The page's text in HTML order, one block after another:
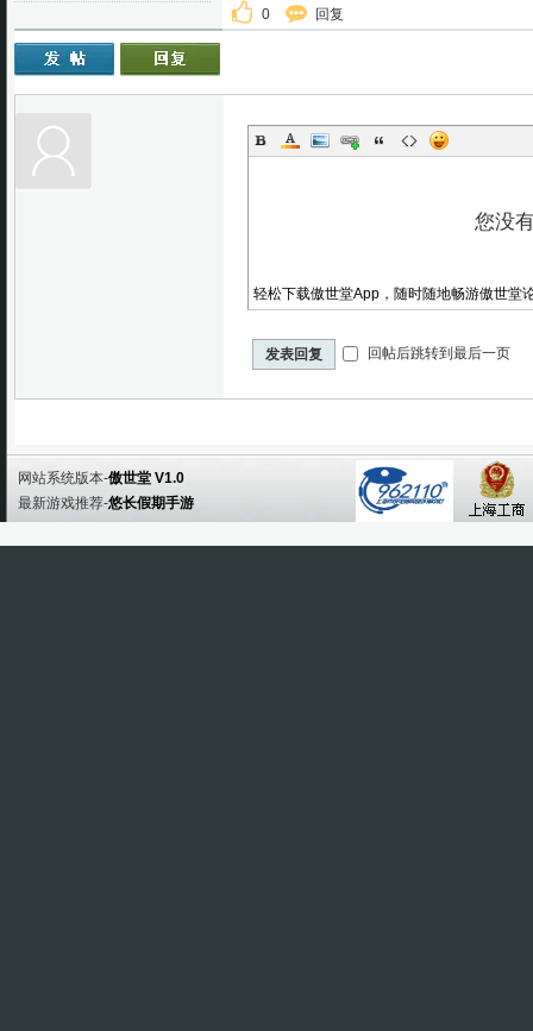
0 回复
轻松下载傲世堂App，随时随地畅游傲世堂
发表回复 回帖后跳转到最后一页
网站系统版本-傲世堂 V1.0
最新游戏推荐-悠长假期手游